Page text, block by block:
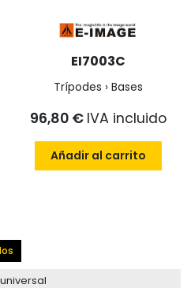
EI7003C
Trípodes › Bases
96,80 € IVA incluido
Añadir al carrito